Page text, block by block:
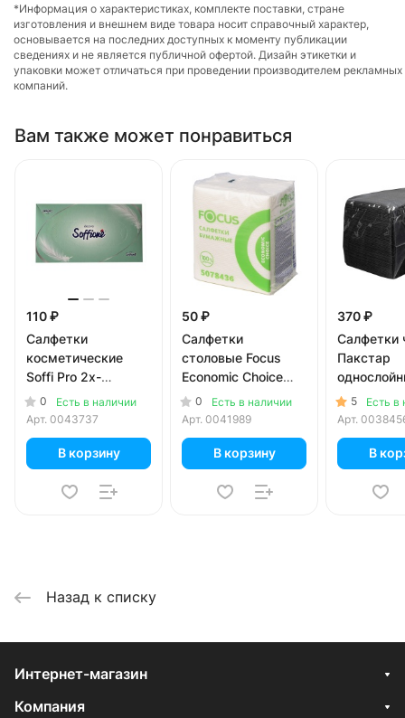
*Информация о характеристиках, комплекте поставки, стране
изготовления и внешнем виде товара носит справочный характер,
основывается на последних доступных к моменту публикации
сведениях и не является публичной офертой. Дизайн этикетки и
упаковки может отличаться при проведении производителем рекламных
компаний.
Вам также может понравиться
110 ₽
Салфетки
косметические
Soffi Pro 2х-
слойные 100 шт. в
уп.
0
Есть в наличии
Арт. 0043737
В корзину
50 ₽
Салфетки
столовые Focus
Economic Choice
белые 1 слой (100
листов)
0
Есть в наличии
Арт. 0041989
В корзину
370 ₽
Салфетки
Пакстар
24х24см
5
Есть в
Арт.
В
Назад к списку
Интернет-магазин
Компания